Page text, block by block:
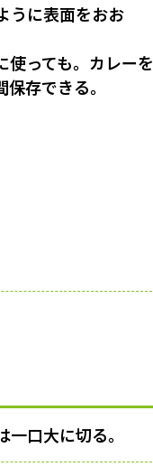
うに表面をおお
っても。カレーを
存できる。
口大に切る。